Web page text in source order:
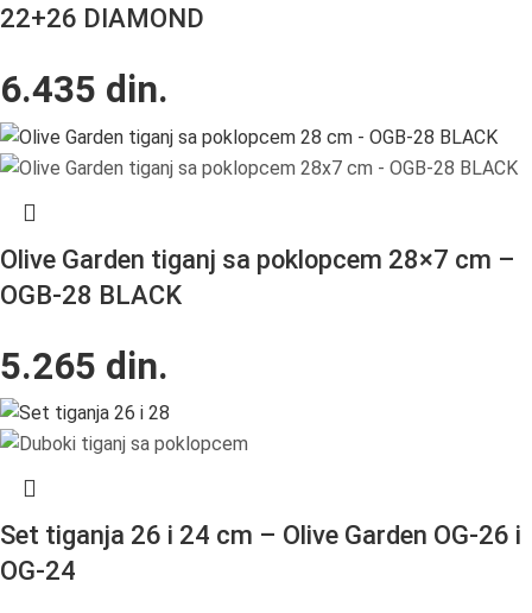
22+26 DIAMOND
6.435 din.
Olive Garden tiganj sa poklopcem 28×7 cm –
OGB-28 BLACK
5.265 din.
Set tiganja 26 i 24 cm – Olive Garden OG-26 i
OG-24